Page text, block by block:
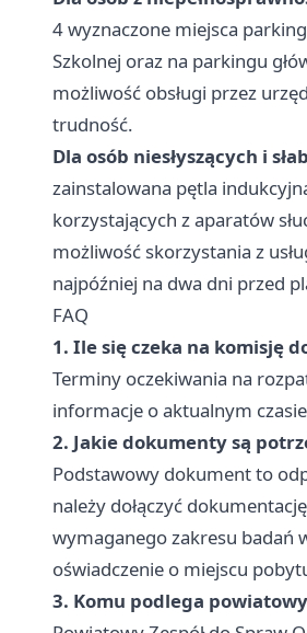
4 wyznaczone miejsca
Szkolnej oraz na parkingu
możliwość obsługi przez
trudność.
Dla osób niesłyszących i
zainstalowana pętla
korzystających z aparatów
możliwość skorzystania z
najpóźniej na dwa dni przed
FAQ
1. Ile się czeka na komisję
Terminy oczekiwania na
informacje o aktualnym
2. Jakie dokumenty są
Podstawowy dokument to
należy dołączyć
wymaganego zakresu badań
oświadczenie o miejscu
3. Komu podlega